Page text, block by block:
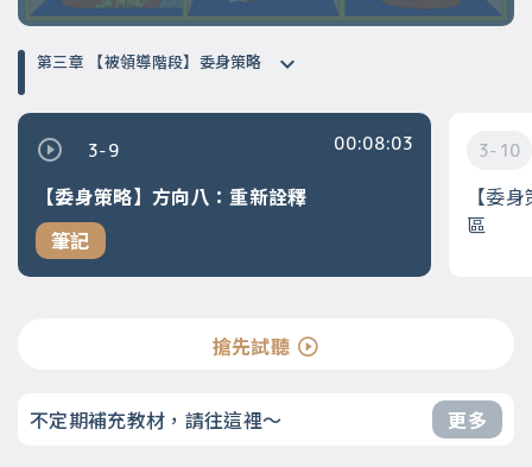
第三章 【被領導階段】委身策略
3-9
【委身策略】方向八：重新詮釋
筆記
00:08:03 3-10
【委
區
搶先試聽
不定期補充教材，請往這裡～ 更多